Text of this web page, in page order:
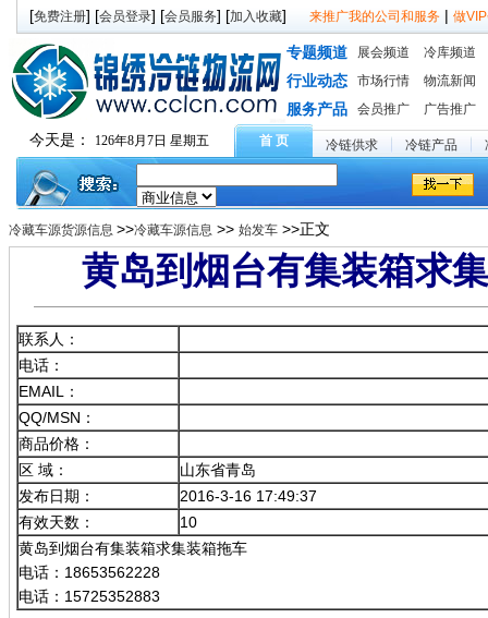
[免费注册] [会员登录] [会员服务] [加入收藏] 来推广我的公司和服务 | 做
专题频道 展会频道 冷库频道
行业动态 市场行情 物流新闻
服务产品 会员推广 广告推广
今天是： 126年8月7日 星期五 首 页 冷链供求 冷链产品
冷藏车源货源信息 >>冷藏车源信息 >> 始发车>>正文
黄岛到烟台有集装箱求
联系人：
电话：
EMAIL：
QQ/MSN：
商品价格：
区 域：
山东省青岛
发布日期：
2016-3-16 17:49:37
有效天数：
10
黄岛到烟台有集装箱求集装箱拖车
电话：18653562228
电话：15725352883